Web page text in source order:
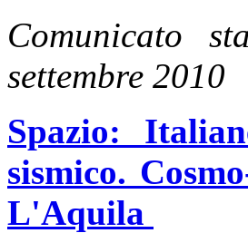
Comunicato
settembre 2010
Spazio:
sismico.
L'Aquila